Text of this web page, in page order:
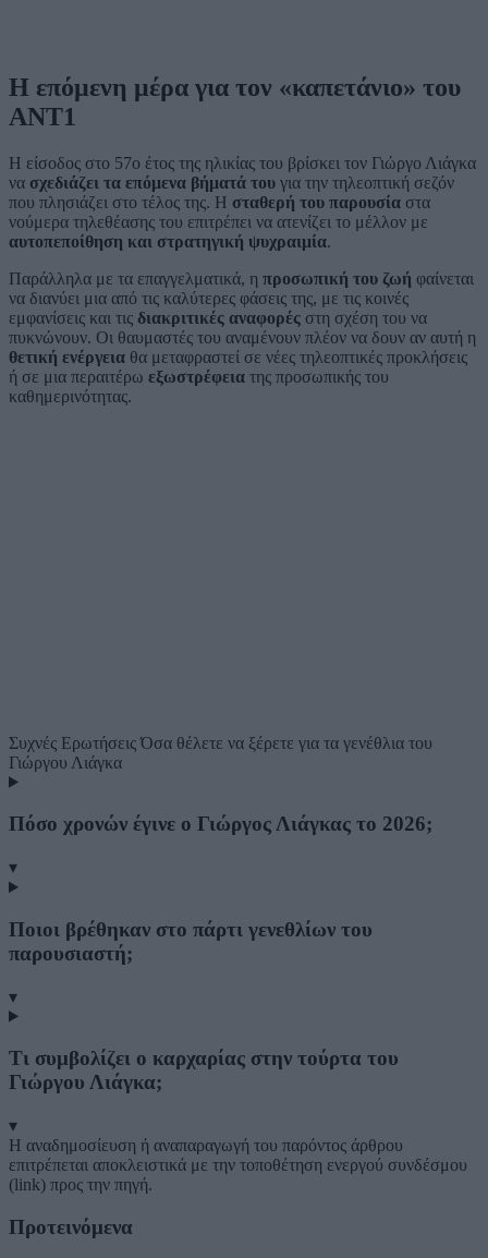
Η επόμενη μέρα για τον «καπετάνιο» του
ΑΝΤ1
Η είσοδος στο 57ο έτος της ηλικίας του βρίσκει τον Γιώργο Λιάγκα
να σχεδιάζει τα επόμενα βήματά του για την τηλεοπτική σεζόν
που πλησιάζει στο τέλος της. Η σταθερή του παρουσία στα
νούμερα τηλεθέασης του επιτρέπει να ατενίζει το μέλλον με
αυτοπεποίθηση και στρατηγική ψυχραιμία.
Παράλληλα με τα επαγγελματικά, η προσωπική του ζωή φαίνεται
να διανύει μια από τις καλύτερες φάσεις της, με τις κοινές
εμφανίσεις και τις διακριτικές αναφορές στη σχέση του να
πυκνώνουν. Οι θαυμαστές του αναμένουν πλέον να δουν αν αυτή η
θετική ενέργεια θα μεταφραστεί σε νέες τηλεοπτικές προκλήσεις
ή σε μια περαιτέρω εξωστρέφεια της προσωπικής του
καθημερινότητας.
Συχνές ΕρωτήσειςΌσα θέλετε να ξέρετε για τα γενέθλια του
Γιώργου Λιάγκα
Πόσο χρονών έγινε ο Γιώργος Λιάγκας το 2026;
▾
Ποιοι βρέθηκαν στο πάρτι γενεθλίων του
παρουσιαστή;
▾
Τι συμβολίζει ο καρχαρίας στην τούρτα του
Γιώργου Λιάγκα;
▾
Η αναδημοσίευση ή αναπαραγωγή του παρόντος άρθρου
επιτρέπεται αποκλειστικά με την τοποθέτηση ενεργού συνδέσμου
(link) προς την πηγή.
Προτεινόμενα